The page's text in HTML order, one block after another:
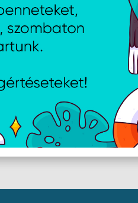
ACER 24,5" EK251QP6bi
FHD 144Hz IPS
monitor